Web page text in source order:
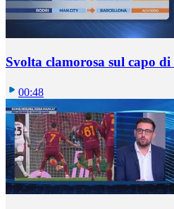
Svolta clamorosa sul capo di
00:48